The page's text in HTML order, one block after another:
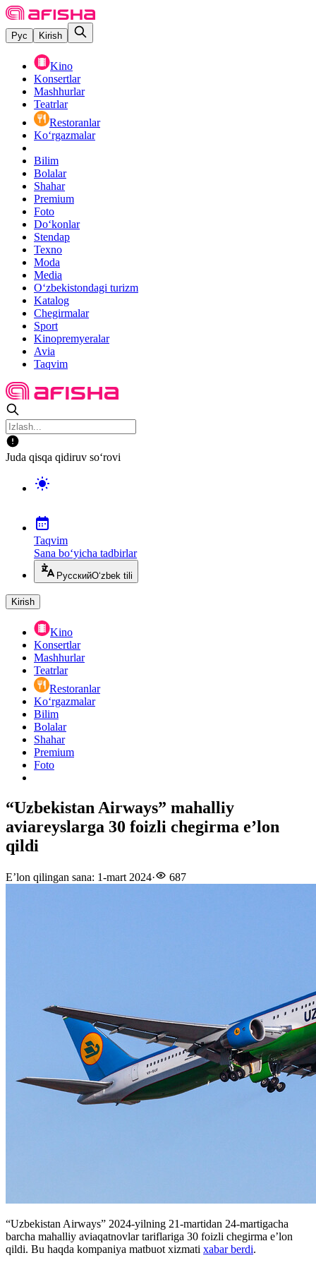
Рус Kirish
Kino
Konsertlar
Mashhurlar
Teatrlar
Restoranlar
Ko‘rgazmalar
Bilim
Bolalar
Shahar
Premium
Foto
Do‘konlar
Stendap
Texno
Moda
Media
O‘zbekistondagi turizm
Katalog
Chegirmalar
Sport
Kinopremyeralar
Avia
Taqvim
Juda qisqa qidiruv so‘rovi
Taqvim
Sana bo‘yicha tadbirlar
РусскийO‘zbek tili
Kirish
Kino
Konsertlar
Mashhurlar
Teatrlar
Restoranlar
Ko‘rgazmalar
Bilim
Bolalar
Shahar
Premium
Foto
“Uzbekistan Airways” mahalliy
aviareyslarga 30 foizli chegirma e’lon
qildi
E’lon qilingan sana: 1-mart 2024· 687
“Uzbekistan Airways” 2024-yilning 21-martidan 24-martigacha
barcha mahalliy aviaqatnovlar tariflariga 30 foizli chegirma e’lon
qildi. Bu haqda kompaniya matbuot xizmati xabar berdi.